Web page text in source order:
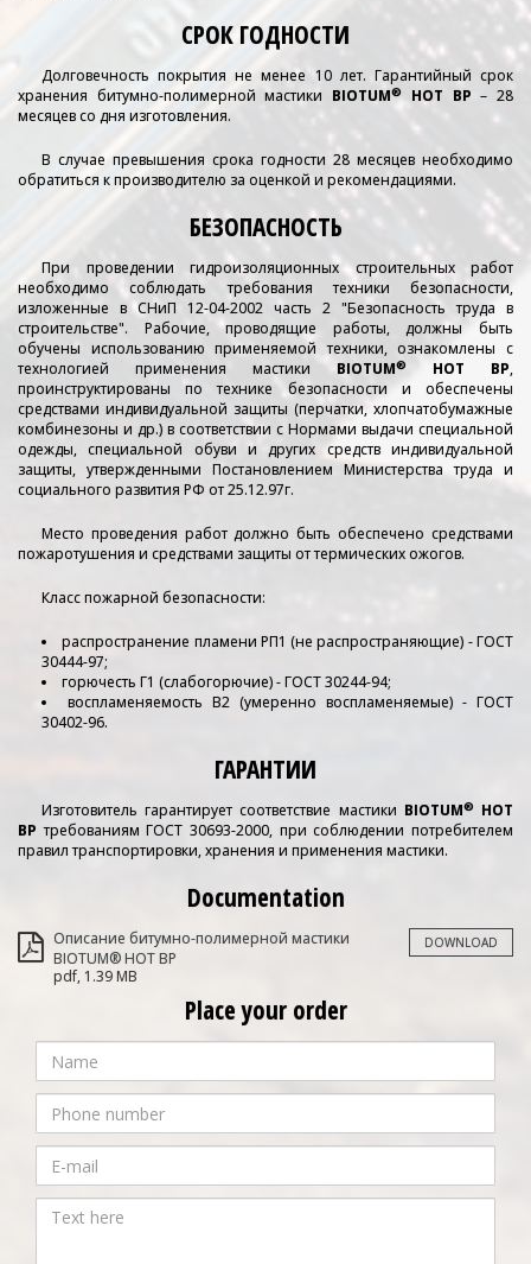
СРОК ГОДНОСТИ
Долговечность покрытия не менее 10 лет. Гарантийный срок
хранения битумно-полимерной мастики BIOTUM® HOT BР – 28
месяцев со дня изготовления.
В случае превышения срока годности 28 месяцев необходимо
обратиться к производителю за оценкой и рекомендациями.
БЕЗОПАСНОСТЬ
При проведении гидроизоляционных строительных работ
необходимо соблюдать требования техники безопасности,
изложенные в СНиП 12-04-2002 часть 2 "Безопасность труда в
строительстве". Рабочие, проводящие работы, должны быть
обучены использованию применяемой техники, ознакомлены с
технологией применения мастики BIOTUM® HOT BР,
проинструктированы по технике безопасности и обеспечены
средствами индивидуальной защиты (перчатки, хлопчатобумажные
комбинезоны и др.) в соответствии с Нормами выдачи специальной
одежды, специальной обуви и других средств индивидуальной
защиты, утвержденными Постановлением Министерства труда и
социального развития РФ от 25.12.97г.
Место проведения работ должно быть обеспечено средствами
пожаротушения и средствами защиты от термических ожогов.
Класс пожарной безопасности:
распространение пламени РП1 (не распространяющие) - ГОСТ
30444-97;
горючесть Г1 (слабогорючие) - ГОСТ 30244-94;
воспламеняемость В2 (умеренно воспламеняемые) - ГОСТ
30402-96.
ГАРАНТИИ
Изготовитель гарантирует соответствие мастики BIOTUM® HOT
BР требованиям ГОСТ 30693-2000, при соблюдении потребителем
правил транспортировки, хранения и применения мастики.
Documentation
DOWNLOAD
Описание битумно-полимерной мастики
BIOTUM® HOT BP
pdf, 1.39 MB
Place your order